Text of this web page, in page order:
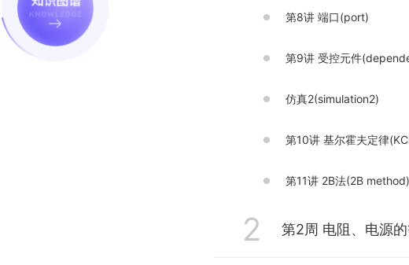
第8讲 端口(port)
第9讲 受控元件
仿真2(simulation2)
第10讲 基尔霍夫定律
第11讲 2B法(2B method)
2 第2周 电阻、电源